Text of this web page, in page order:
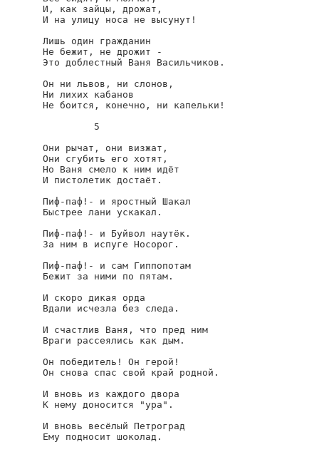
И, как зайцы, дрожат,
И на улицу носа не высунут!
Лишь один гражданин
Не бежит, не дрожит -
Это доблестный Ваня Васильчиков.
Он ни львов, ни слонов,
Ни лихих кабанов
Не боится, конечно, ни капельки!
         5
Они рычат, они визжат,
Они сгубить его хотят,
Но Ваня смело к ним идёт
И пистолетик достаёт.
Пиф-паф!- и яростный Шакал
Быстрее лани ускакал.
Пиф-паф!- и Буйвол наутёк.
За ним в испуге Носорог.
Пиф-паф!- и сам Гиппопотам
Бежит за ними по пятам.
И скоро дикая орда
Вдали исчезла без следа.
И счастлив Ваня, что пред ним
Враги рассеялись как дым.
Он победитель! Он герой!
Он снова спас свой край родной.
И вновь из каждого двора
К нему доносится "ура".
И вновь весёлый Петроград
Ему подносит шоколад.